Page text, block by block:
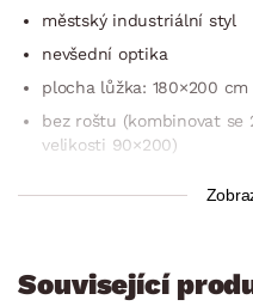
městský industriální styl
nevšední optika
plocha lůžka: 180×200 cm
bez roštu (kombinovat se
velikosti 90×200)
90×200)
hloubka pro uložení
7,5 cm/10 cm/12,5 cm/15
Související